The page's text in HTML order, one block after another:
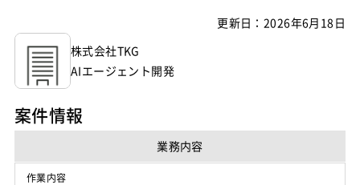
更新日：2026年6月18日
株式会社TKG
AIエージェント開発
案件情報
業務内容
作業内容